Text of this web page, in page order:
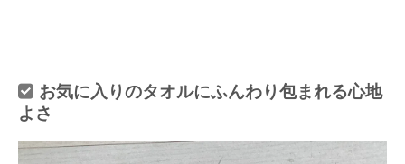
お気に入りのタオルにふんわり包まれる心地
よさ